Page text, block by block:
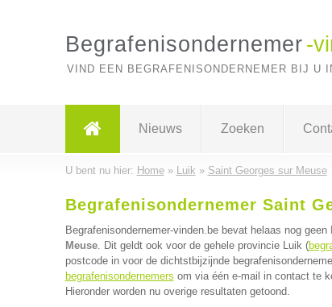
Begrafenisondernemer -
VIND EEN BEGRAFENISONDERNEMER BIJ U
Nieuws Zoeken
U bent nu hier: Home» Luik » Saint Georges sur Meuse
Begrafenisondernemer Saint
Begrafenisondernemer-vinden.be bevat helaas nog geen
Meuse. Dit geldt ook voor de gehele provincie Luik (
postcode in voor de dichtstbijzijnde
begrafenisondernemers om via één e-mail in contact te
Hieronder worden nu overige resultaten getoond.